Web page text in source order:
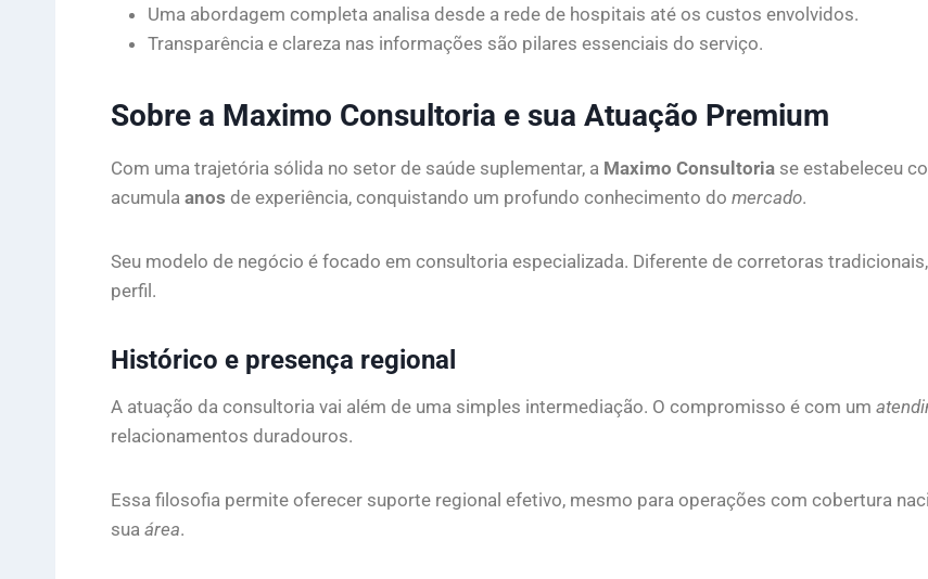
Uma abordagem completa analisa desde a rede de hospitais até os custos envolvidos.
Transparência e clareza nas informações são pilares essenciais do serviço.
Sobre a Maximo Consultoria e sua Atuação Premium
Com uma trajetória sólida no setor de saúde suplementar, a Maximo Consultoria se estabeleceu
acumula anos de experiência, conquistando um profundo conhecimento do mercado.
Seu modelo de negócio é focado em consultoria especializada. Diferente de corretoras
perfil.
Histórico e presença regional
A atuação da consultoria vai além de uma simples intermediação. O compromisso é com um
relacionamentos duradouros.
Essa filosofia permite oferecer suporte regional efetivo, mesmo para operações com cobertura
sua área.